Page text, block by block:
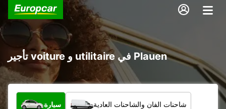
تأجير voiture و utilitaire في Plauen
ما نوع المركبة؟
سيارة شاحنات الفان والشاحنات العادية